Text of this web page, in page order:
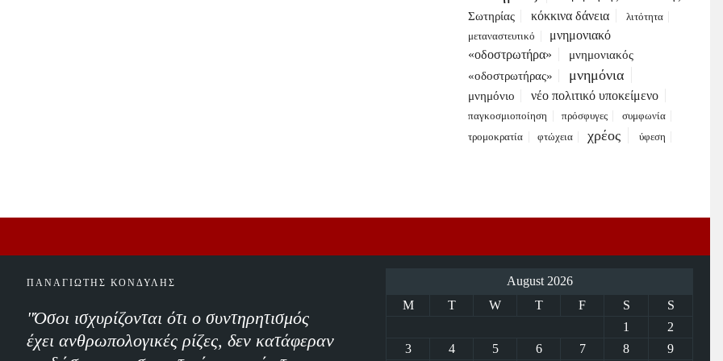
Σωτηρίας
κόκκινα δάνεια
λιτότητα
μεταναστευτικό
μνημονιακό
«οδοστρωτήρα»
μνημονιακός
«οδοστρωτήρας»
μνημόνια
μνημόνιο νέο πολιτικό υποκείμενο
παγκοσμιοποίηση πρόσφυγες
συμφωνία
τρομοκρατία
φτώχεια χρέος ύφεση
ΠΑΝΑΓΙΩΤΗΣ ΚΟΝΔΥΛΗΣ
"Όσοι ισχυρίζονται ότι ο συντηρητισμός
έχει ανθρωπολογικές ρίζες, δεν κατάφεραν
August 2026
M
T W T F S
S
1
2
3
4 5 6 7 8 9